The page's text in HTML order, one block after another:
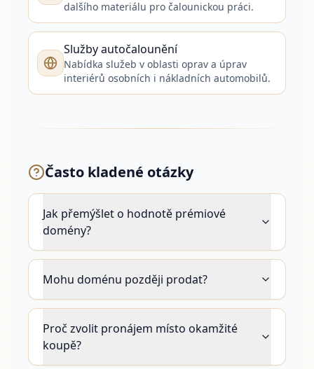
dalšího materiálu pro čalounickou práci.
Služby autočalounění
Nabídka služeb v oblasti oprav a úprav
interiérů osobních i nákladních automobilů.
Často kladené otázky
Jak přemýšlet o hodnotě prémiové
domény?
Mohu doménu později prodat?
Proč zvolit pronájem místo okamžité
koupě?